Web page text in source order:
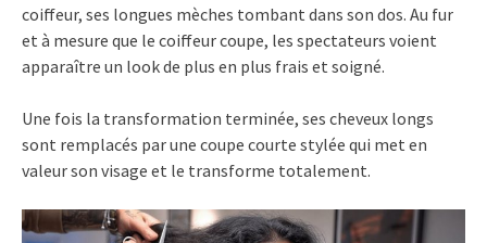
coiffeur, ses longues mèches tombant dans son dos. Au fur
et à mesure que le coiffeur coupe, les spectateurs voient
apparaître un look de plus en plus frais et soigné.
Une fois la transformation terminée, ses cheveux longs
sont remplacés par une coupe courte stylée qui met en
valeur son visage et le transforme totalement.